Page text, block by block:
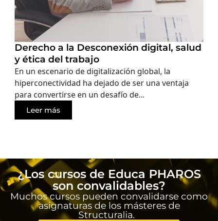
Derecho a la Desconexión digital, salud
y ética del trabajo
En un escenario de digitalización global, la
hiperconectividad ha dejado de ser una ventaja
para convertirse en un desafío de...
Leer más
¿Los cursos de Educa PHAROS
son convalidables?
Muchos cursos pueden convalidarse como
asignaturas de los másteres de
Structuralia.